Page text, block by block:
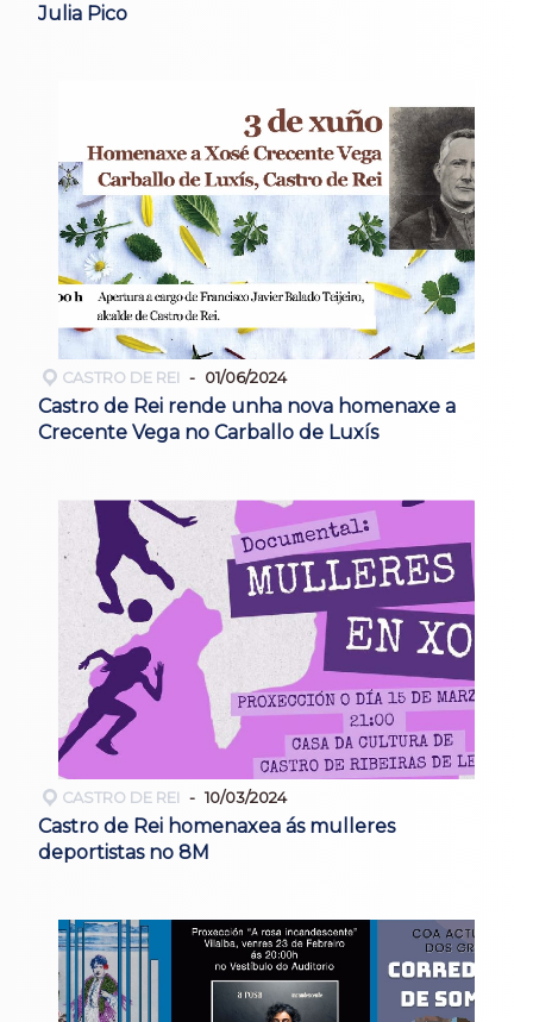
Julia Pico
CASTRO DE REI 01/06/2024
Castro de Rei rende unha nova homenaxe a
Crecente Vega no Carballo de Luxís
CASTRO DE REI 10/03/2024
Castro de Rei homenaxea ás mulleres
deportistas no 8M